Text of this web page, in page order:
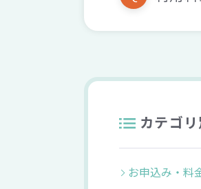
カテゴ
お申込み・料